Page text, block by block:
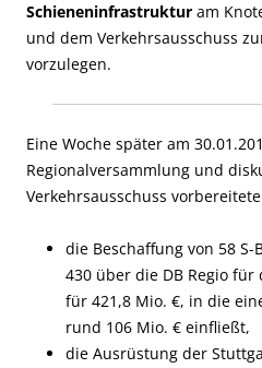
Schieneninfrastruktur am
und dem Verkehrsausschuss
vorzulegen.
Eine Woche später am
Regionalversammlung und
Verkehrsausschuss
die Beschaffung von 58
430 über die DB Regio
für 421,8 Mio. €, in die
rund 106 Mio. € einfließt,
die Ausrüstung der